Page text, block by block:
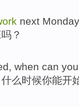
next Monday
吗？
, when can you
什么时候你能开